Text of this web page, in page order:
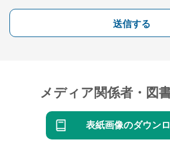
送信する
メディア関係者・図
表紙画像のダウン